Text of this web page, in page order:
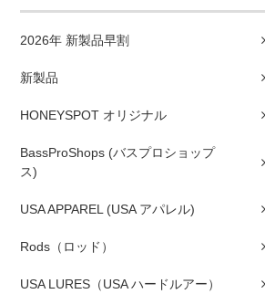
2026年 新製品早割
新製品
HONEYSPOT オリジナル
BassProShops (バスプロショップ
ス)
USA APPAREL (USA アパレル)
Rods（ロッド）
USA LURES（USA ハードルアー）